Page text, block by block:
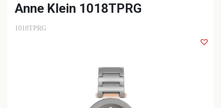
Anne Klein 1018TPRG
1018TPRG